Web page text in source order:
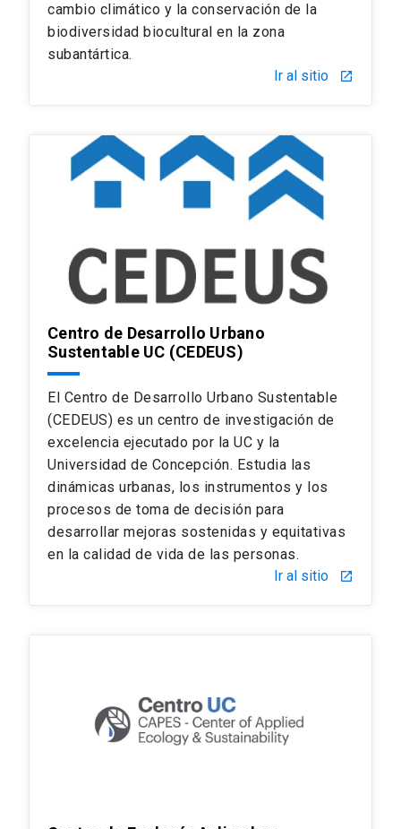
cambio climático y la conservación de la
biodiversidad biocultural en la zona
subantártica.
Ir al sitio
launch
Centro de Desarrollo Urbano
Sustentable UC (CEDEUS)
El Centro de Desarrollo Urbano Sustentable
(CEDEUS) es un centro de investigación de
excelencia ejecutado por la UC y la
Universidad de Concepción. Estudia las
dinámicas urbanas, los instrumentos y los
procesos de toma de decisión para
desarrollar mejoras sostenidas y equitativas
en la calidad de vida de las personas.
Ir al sitio
launch